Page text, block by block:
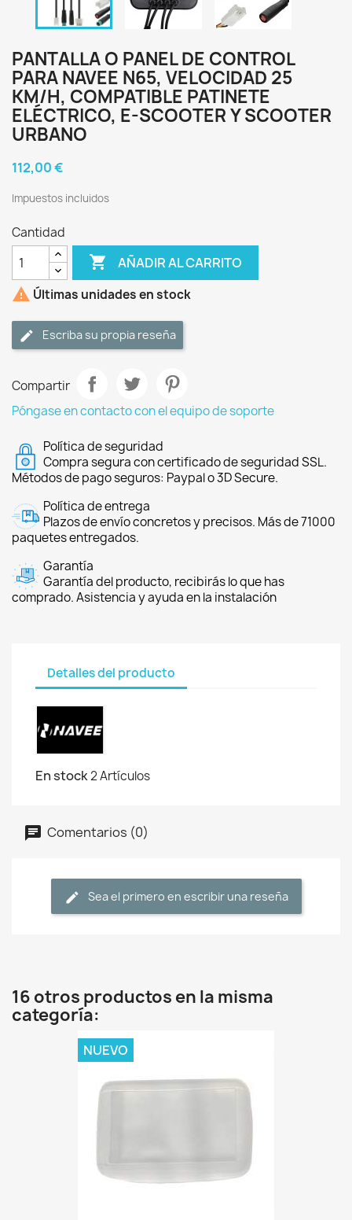
PANTALLA O PANEL DE CONTROL
PARA NAVEE N65, VELOCIDAD 25
KM/H, COMPATIBLE PATINETE
ELÉCTRICO, E-SCOOTER Y SCOOTER
URBANO
112,00 €
Impuestos incluidos
Cantidad
 AÑADIR AL CARRITO
 Últimas unidades en stock
Escriba su propia reseña
Compartir
Póngase en contacto con el equipo de soporte
Política de seguridad
Compra segura con certificado de seguridad SSL.
Métodos de pago seguros: Paypal o 3D Secure.
Política de entrega
Plazos de envío concretos y precisos. Más de 71000
paquetes entregados.
Garantía
Garantía del producto, recibirás lo que has
comprado. Asistencia y ayuda en la instalación
Detalles del producto
En stock2 Artículos
Comentarios (0)
Sea el primero en escribir una reseña
16 otros productos en la misma
categoría:
NUEVO